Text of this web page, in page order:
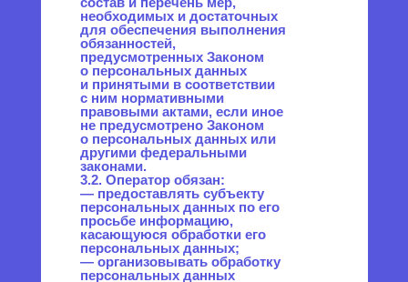
законные основания для
раскрытия таких
персональных данных.
Перечень информации
и порядок ее получения
установлен Законом
о персональных данных;
— требовать от оператора
уточнения его персональных
данных, их блокирования или
уничтожения в случае, если
персональные данные
являются неполными,
устаревшими, неточными,
незаконно полученными или
не являются необходимыми
для заявленной цели
обработки, а также принимать
предусмотренные законом
меры по защите своих прав;
— выдвигать условие
предварительного согласия
при обработке персональных
данных в целях продвижения
на рынке товаров, работ
и услуг;
— на отзыв согласия
на обработку персональных
данных;